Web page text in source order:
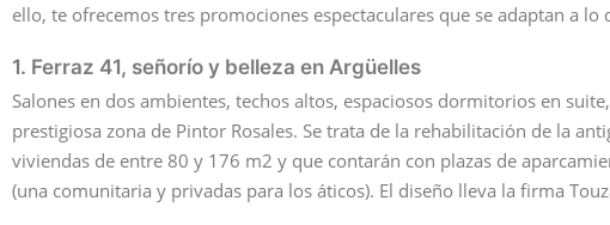
ello, te ofrecemos tres promociones espectaculares que se adaptan a
1. Ferraz 41, señorío y belleza en Argüelles
Salones en dos ambientes, techos altos, espaciosos dormitorios en
prestigiosa zona de Pintor Rosales. Se trata de la rehabilitación de la
viviendas de entre 80 y 176 m2 y que contarán con plazas de
(una comunitaria y privadas para los áticos). El diseño lleva la firma